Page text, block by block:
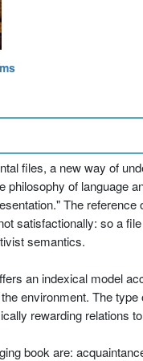
files, a new way of
of language
The
satisfactionally: so a
semantics.
an indexical model
environment. The
rewarding relations
book are: